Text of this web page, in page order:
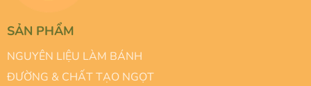
SẢN PHẨM
NGUYÊN LIỆU LÀM BÁNH
ĐƯỜNG & CHẤT TẠO NGỌT